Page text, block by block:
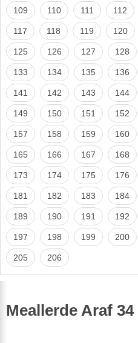
109 110 111 112
117 118 119 120
125 126 127 128
133 134 135 136
141 142 143 144
149 150 151 152
157 158 159 160
165 166 167 168
173 174 175 176
181 182 183 184
189 190 191 192
197 198 199 200
205 206
Meallerde Araf 34